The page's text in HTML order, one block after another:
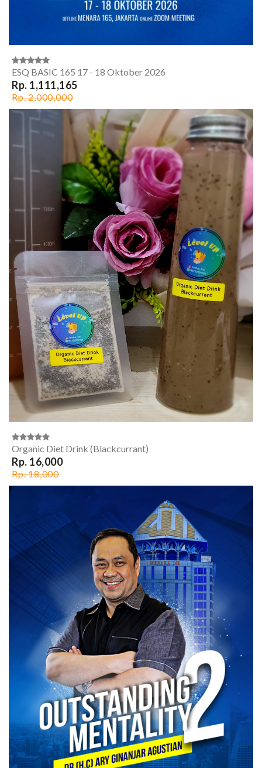
ESQ BASIC 165 17 - 18 Oktober 2026
Rp. 1,111,165
Rp. 2,000,000
Organic Diet Drink (Blackcurrant)
Rp. 16,000
Rp. 18,000